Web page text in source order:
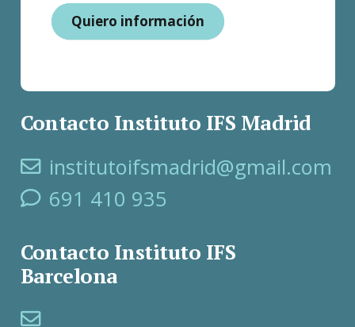
Quiero información
Contacto Instituto IFS Madrid
institutoifsmadrid@gmail.com
691 410 935
Contacto Instituto IFS
Barcelona